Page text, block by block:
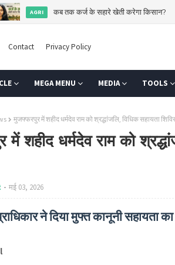
AGRI कब तक कर्ज के सहारे खेती करेगा किसान?
Contact Privacy Policy
MEGA MENU MEDIA TOOLS
मुजफ्फरपुर में शहीद धर्मदेव राम को श्रद्धांजलि, विधिक सहायता
शहीद धर्मदेव राम को
मई 03, 2026
ने दिया मुफ्त कानूनी सहायता